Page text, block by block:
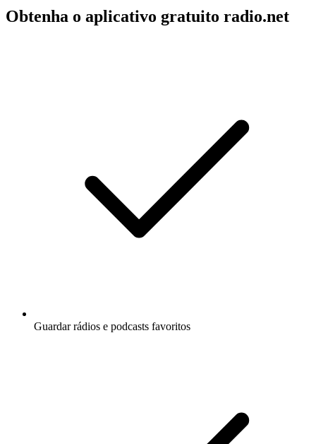
Obtenha o aplicativo gratuito radio.net
Guardar rádios e podcasts favoritos